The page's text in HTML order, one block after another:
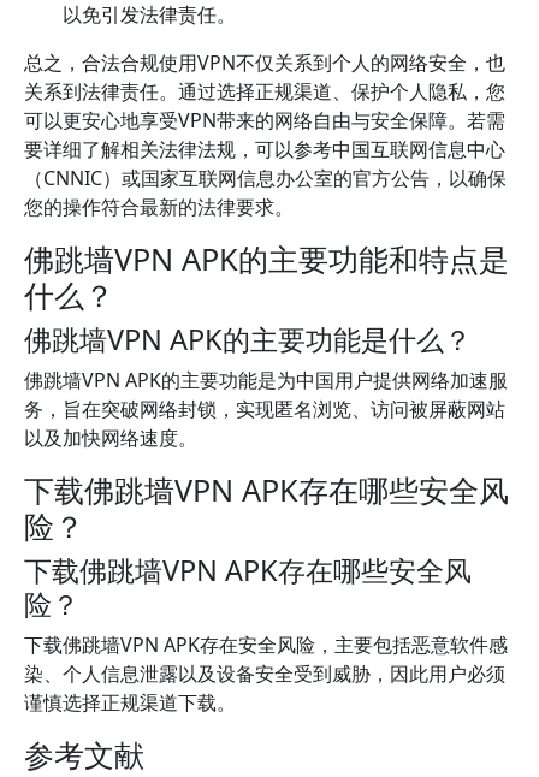
以免引发法律责任。
总之，合法合规使用VPN不仅关系到个人的网络安全，也
关系到法律责任。通过选择正规渠道、保护个人隐私，您
可以更安心地享受VPN带来的网络自由与安全保障。若需
要详细了解相关法律法规，可以参考中国互联网信息中心
（CNNIC）或国家互联网信息办公室的官方公告，以确保
您的操作符合最新的法律要求。
佛跳墙VPN APK的主要功能和特点是
什么？
佛跳墙VPN APK的主要功能是什么？
佛跳墙VPN APK的主要功能是为中国用户提供网络加速服
务，旨在突破网络封锁，实现匿名浏览、访问被屏蔽网站
以及加快网络速度。
下载佛跳墙VPN APK存在哪些安全风
险？
下载佛跳墙VPN APK存在哪些安全风
险？
下载佛跳墙VPN APK存在安全风险，主要包括恶意软件感
染、个人信息泄露以及设备安全受到威胁，因此用户必须
谨慎选择正规渠道下载。
参考文献